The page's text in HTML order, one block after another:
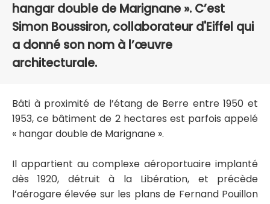
hangar double de Marignane ». C’est
Simon Boussiron, collaborateur d'Eiffel qui
a donné son nom à l’œuvre
architecturale.
Bâti à proximité de l’étang de Berre entre 1950 et
1953, ce bâtiment de 2 hectares est parfois appelé
« hangar double de Marignane ».
Il appartient au complexe aéroportuaire implanté
dès 1920, détruit à la Libération, et précède
l’aérogare élevée sur les plans de Fernand Pouillon